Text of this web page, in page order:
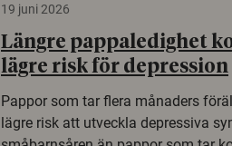
19 juni 2026
Längre pappaledighet
lägre risk för depression
Pappor som tar flera månaders
lägre risk att utveckla depressiva